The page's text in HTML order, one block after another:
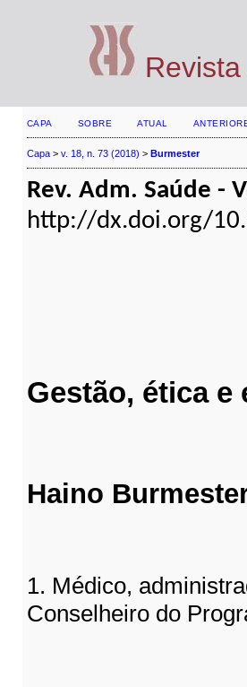
CAPA SOBRE ATUAL
Capa> v. 18, n. 73 (2018) > Burmester
Rev. Adm. Saúde -
http://dx.doi.org/
Gestão, ética e
Haino
1. Médico,
Conselheiro do